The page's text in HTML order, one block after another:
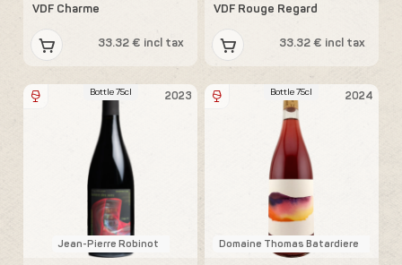
VDF Charme
33.32 € incl tax
VDF Rouge Regard
33.32 € incl tax
2023
Bottle 75cl
Jean-Pierre Robinot
2024
Bottle 75cl
Domaine Thomas Batardiere